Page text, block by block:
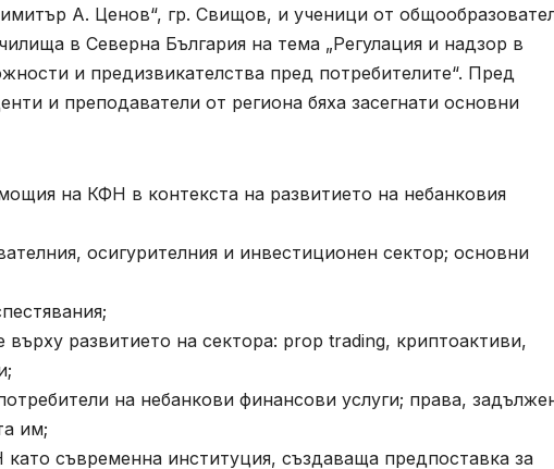
А. Ценов“, гр. Свищов, и ученици от
в Северна България на тема „Регулация и надзор в
и предизвикателства пред потребителите“. Пред
и преподаватели от региона бяха засегнати основни
на КФН в контекста на развитието на небанковия
осигурителния и инвестиционен сектор; основни
развитието на сектора: prop trading, криптоактиви,
на небанкови финансови услуги; права,
им;
съвременна институция, създаваща предпоставка за